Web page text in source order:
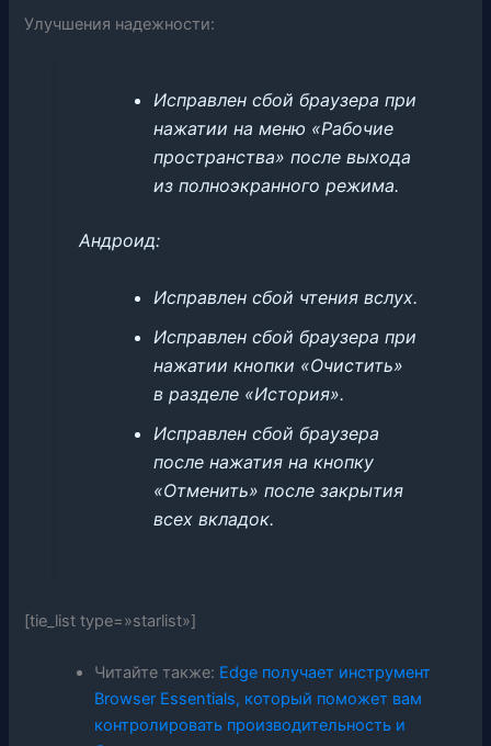
Улучшения надежности:
Исправлен сбой браузера при
нажатии на меню «Рабочие
пространства» после выхода
из полноэкранного режима.
Андроид:
Исправлен сбой чтения вслух.
Исправлен сбой браузера при
нажатии кнопки «Очистить»
в разделе «История».
Исправлен сбой браузера
после нажатия на кнопку
«Отменить» после закрытия
всех вкладок.
[tie_list type=»starlist»]
Читайте также: Edge получает инструмент
Browser Essentials, который поможет вам
контролировать производительность и